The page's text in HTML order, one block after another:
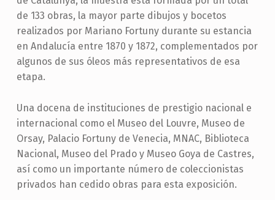
de 133 obras, la mayor parte dibujos y bocetos
realizados por Mariano Fortuny durante su estancia
en Andalucía entre 1870 y 1872, complementados por
algunos de sus óleos más representativos de esa
etapa.
Una docena de instituciones de prestigio nacional e
internacional como el Museo del Louvre, Museo de
Orsay, Palacio Fortuny de Venecia, MNAC, Biblioteca
Nacional, Museo del Prado y Museo Goya de Castres,
así como un importante número de coleccionistas
privados han cedido obras para esta exposición.